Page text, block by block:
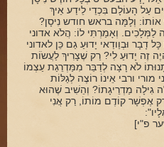
עַל הָעוֹלָם בִּכְדֵי לֵידַע אֵיךְ
וְלָמָּה בראש חודש נִיסָן?
וְאָמַרְתִּי לוֹ: הֲלֹא אדוני
דָבָר וּבְוַודַאי יָדוּעַ גַם כֵּן לאדוני
זֶה יָדוּעַ לִי? רַק שֶׁצָרִיךְ לַעֲשֹוֹת
לֹא רָצָה לְדַבֵּר מִמַּדְרֵגַת עַצְמוֹ
ורבי אֵינוֹ רוֹצֶה לְגַלּוֹת
גִילָה מַדְרֵיגָתוֹ? וְהֵשִׁיב שֶׁהוּא
אֶפְשָׁר קוֹדֶם מוֹתוֹ, רַק אֲנִי
פ"י]‏